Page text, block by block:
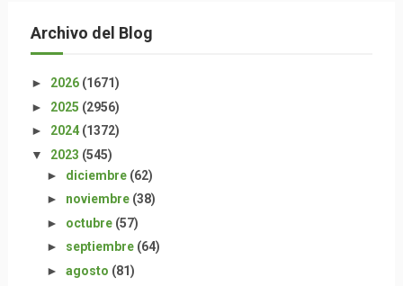
Archivo del Blog
► 2026 (1671)
► 2025 (2956)
► 2024 (1372)
▼ 2023 (545)
► diciembre (62)
► noviembre (38)
► octubre (57)
► septiembre (64)
► agosto (81)